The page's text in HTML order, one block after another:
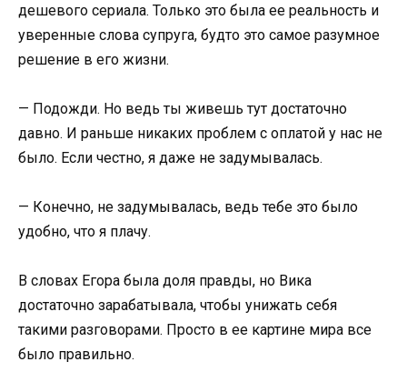
дешевого сериала. Только это была ее реальность и
уверенные слова супруга, будто это самое разумное
решение в его жизни.
— Подожди. Но ведь ты живешь тут достаточно
давно. И раньше никаких проблем с оплатой у нас не
было. Если честно, я даже не задумывалась.
— Конечно, не задумывалась, ведь тебе это было
удобно, что я плачу.
В словах Егора была доля правды, но Вика
достаточно зарабатывала, чтобы унижать себя
такими разговорами. Просто в ее картине мира все
было правильно.